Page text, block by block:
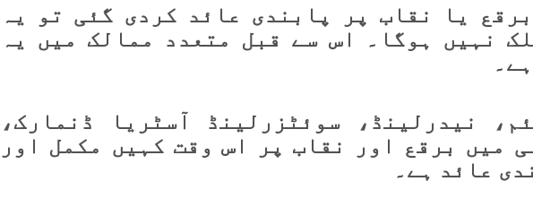
یا نقاب پر پابندی عائد کردی گئی تو یہ
نہیں ہوگا۔ اس سے قبل متعدد ممالک میں یہ
نیدرلینڈ، سوئٹزرلینڈ آسٹریا ڈنمارک،
میں برقع اور نقاب پر اس وقت کہیں مکمل اور
عائد ہے۔